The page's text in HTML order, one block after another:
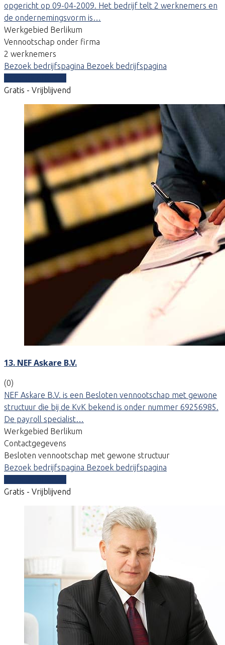
opgericht op 09-04-2009. Het bedrijf telt 2 werknemers en
de ondernemingsvorm is…
Werkgebied Berlikum
Vennootschap onder firma
2 werknemers
Bezoek bedrijfspagina Bezoek bedrijfspagina
Gratis - Vrijblijvend
13. NEF Askare B.V.
(0)
NEF Askare B.V. is een Besloten vennootschap met gewone
structuur die bij de KvK bekend is onder nummer 69256985.
De payroll specialist…
Werkgebied Berlikum
Contactgegevens
Besloten vennootschap met gewone structuur
Bezoek bedrijfspagina Bezoek bedrijfspagina
Gratis - Vrijblijvend